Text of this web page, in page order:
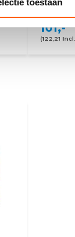
toestaan
101,-
(122,21